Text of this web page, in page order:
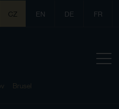
CZ EN DE FR
Brusel